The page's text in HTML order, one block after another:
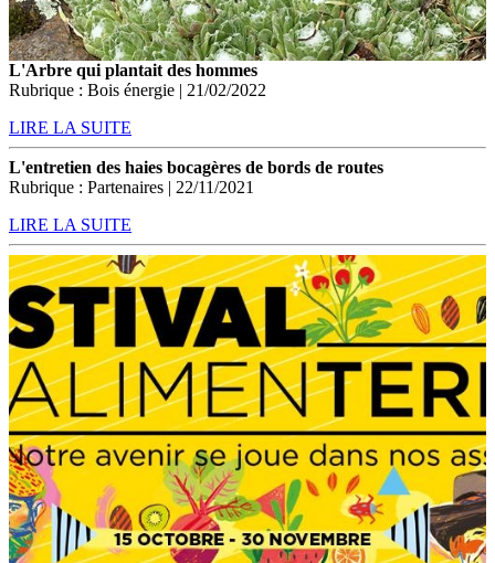
L'Arbre qui plantait des hommes
Rubrique : Bois énergie | 21/02/2022
LIRE LA SUITE
L'entretien des haies bocagères de bords de routes
Rubrique : Partenaires | 22/11/2021
LIRE LA SUITE